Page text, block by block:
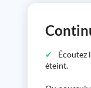
Écoutez
éteint.